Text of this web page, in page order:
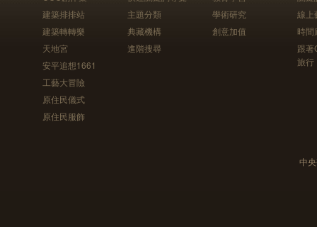
建築排排站
建築轉轉樂
天地宮
安平追想1661
工藝大冒險
原住民儀式
原住民服飾
主題分類
典藏機構
進階搜尋
學術研究
創意加值
線上
時間
跟
旅行
中